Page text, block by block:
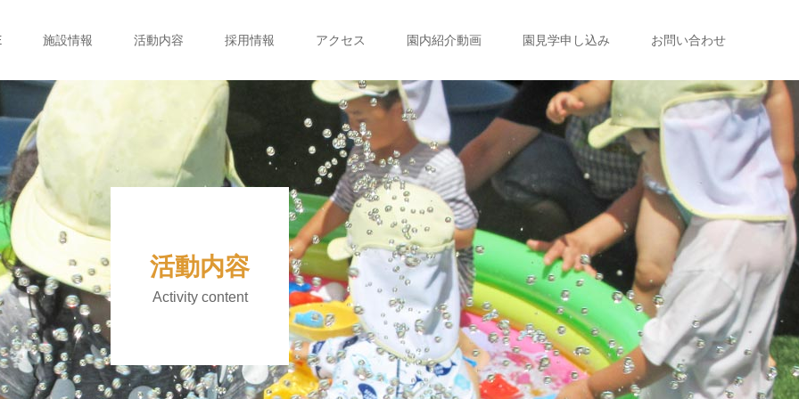
施設情報 活動内容 採用情報 アクセス 園内紹介動画 園見学申し込み お問い合わせ
活動内容
Activity content